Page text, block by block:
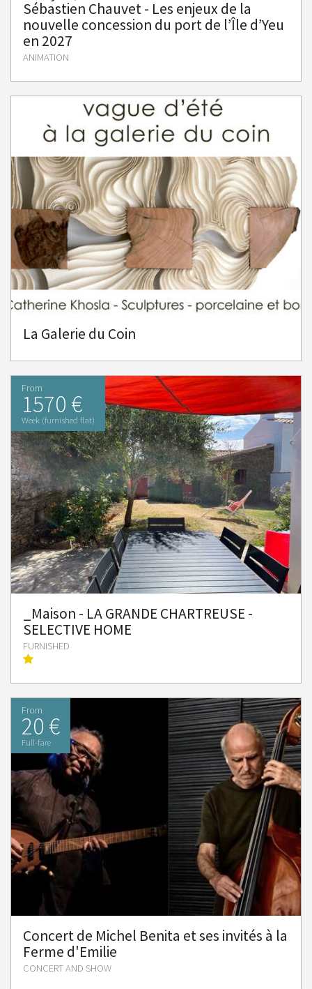
Sébastien Chauvet - Les enjeux de la
nouvelle concession du port de l’Île d’Yeu
en 2027
ANIMATION
La Galerie du Coin
From
1570 €
Week (furnished flat)
_Maison - LA GRANDE CHARTREUSE -
SELECTIVE HOME
FURNISHED
From
20 €
Full-fare
Concert de Michel Benita et ses invités à la
Ferme d'Emilie
CONCERT AND SHOW